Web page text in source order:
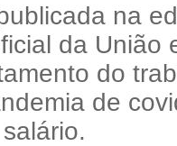
na
da União
do
de